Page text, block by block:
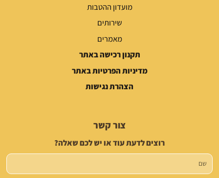
מועדון ההטבות
שירותים
מאמרים
תקנון רכישה באתר
מדיניות הפרטיות באתר
הצהרת נגישות
צור קשר
רוצים לדעת עוד או יש לכם שאלה?
שם